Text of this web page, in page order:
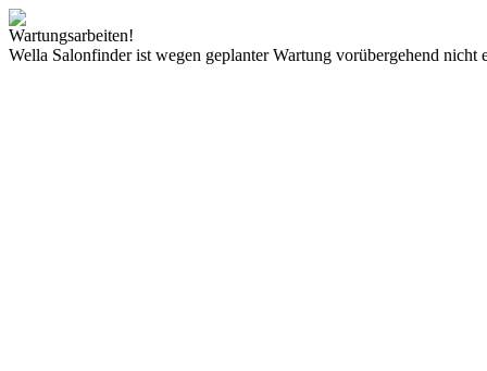
Wartungsarbeiten!
Wella Salonfinder ist wegen geplanter Wartung vorübergehend